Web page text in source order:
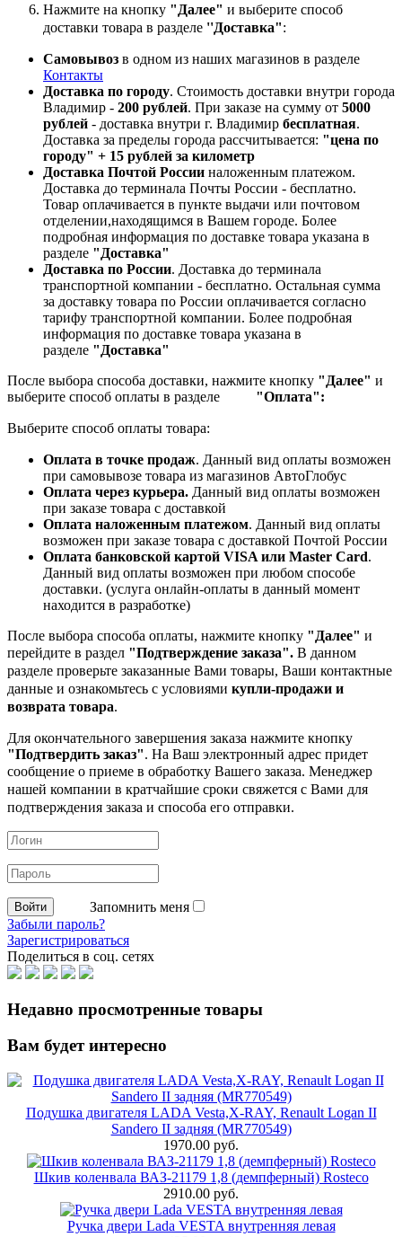
Нажмите на кнопку "Далее" и выберите способ
доставки товара в разделе ''Доставка":
Самовывоз в одном из наших магазинов в разделе
Контакты
Доставка по городу. Стоимость доставки внутри города
Владимир - 200 рублей. При заказе на сумму от 5000
рублей - доставка внутри г. Владимир бесплатная.
Доставка за пределы города рассчитывается: "цена по
городу" + 15 рублей за километр
Доставка Почтой России наложенным платежом.
Доставка до терминала Почты России - бесплатно.
Товар оплачивается в пункте выдачи или почтовом
отделении,находящимся в Вашем городе. Более
подробная информация по доставке товара указана в
разделе "Доставка"
Доставка по России. Доставка до терминала
транспортной компании - бесплатно. Остальная сумма
за доставку товара по России оплачивается согласно
тарифу транспортной компании. Более подробная
информация по доставке товара указана в
разделе "Доставка"
После выбора способа доставки, нажмите кнопку "Далее" и
выберите способ оплаты в разделе "Оплата":
Выберите способ оплаты товара:
Оплата в точке продаж. Данный вид оплаты возможен
при самовывозе товара из магазинов АвтоГлобус
Оплата через курьера. Данный вид оплаты возможен
при заказе товара с доставкой
Оплата наложенным платежом. Данный вид оплаты
возможен при заказе товара с доставкой Почтой России
Оплата банковской картой VISA или Master Card.
Данный вид оплаты возможен при любом способе
доставки. (услуга онлайн-оплаты в данный момент
находится в разработке)
После выбора способа оплаты, нажмите кнопку "Далее" и
перейдите в раздел "Подтверждение заказа". В данном
разделе проверьте заказанные Вами товары, Ваши контактные
данные и ознакомьтесь с условиями купли-продажи и
возврата товара.
Для окончательного завершения заказа нажмите кнопку
"Подтвердить заказ". На Ваш электронный адрес придет
сообщение о приеме в обработку Вашего заказа. Менеджер
нашей компании в кратчайшие сроки свяжется с Вами для
подтверждения заказа и способа его отправки.
Запомнить меня
Забыли пароль?
Зарегистрироваться
Поделиться в соц. сетях
Недавно просмотренные товары
Вам будет интересно
Подушка двигателя LADA Vesta,X-RAY, Renault Logan II
Sandero II задняя (MR770549)
1970.00 руб.
Шкив коленвала ВАЗ-21179 1,8 (демпферный) Rosteco
2910.00 руб.
Ручка двери Lada VESTA внутренняя левая